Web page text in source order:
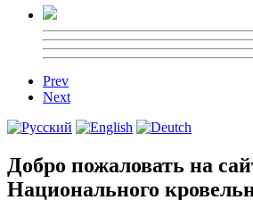
Prev
Next
Добро пожаловать на
Национального